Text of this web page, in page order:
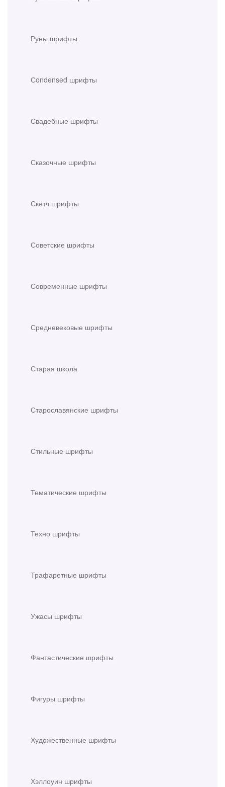
Руны шрифты
Сondensed шрифты
Свадебные шрифты
Сказочные шрифты
Скетч шрифты
Советские шрифты
Современные шрифты
Средневековые шрифты
Старая школа
Старославянские шрифты
Стильные шрифты
Тематические шрифты
Техно шрифты
Трафаретные шрифты
Ужасы шрифты
Фантастические шрифты
Фигуры шрифты
Художественные шрифты
Хэллоуин шрифты